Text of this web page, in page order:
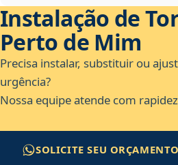
Instalação de
Perto de Mim
Precisa instalar, substituir ou
urgência?
Nossa equipe atende com
SOLICITE SEU ORÇAMENTO